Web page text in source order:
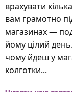
врахувати
вам грамотно
магазинах —
йому цілий
чому йдеш у
колготки...